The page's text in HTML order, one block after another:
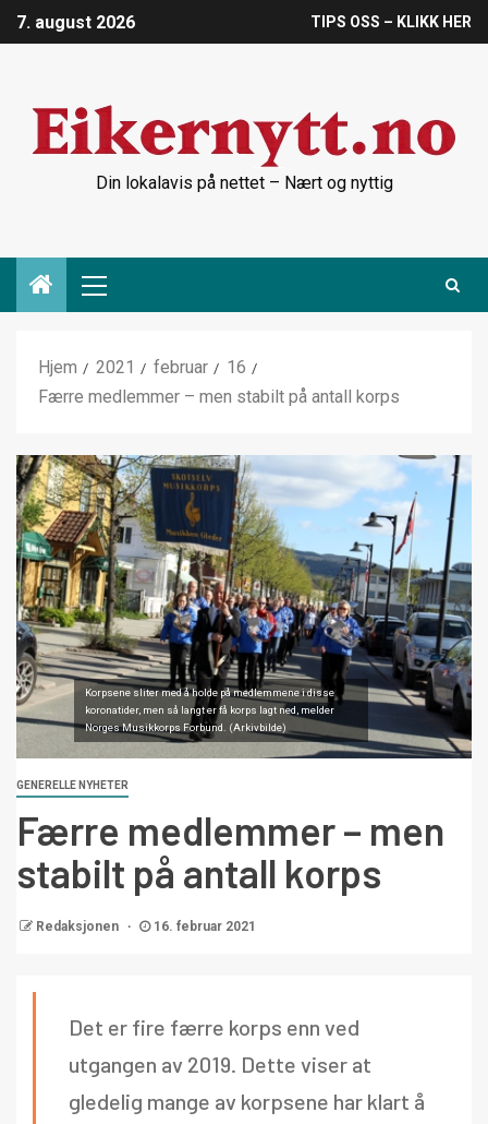
7. august 2026 TIPS OSS – KLIKK HER
Din lokalavis på nettet – Nært og nyttig
Hjem 2021 februar
16
Færre medlemmer – men stabilt på antall korps
Korpsene sliter med å holde på medlemmene i disse
koronatider, men så langt er få korps lagt ned, melder
Norges Musikkorps Forbund. (Arkivbilde)
GENERELLE NYHETER
Færre medlemmer – men
stabilt på antall korps
Redaksjonen 16. februar 2021
Det er fire færre korps enn ved
utgangen av 2019. Dette viser at
gledelig mange av korpsene har klart å